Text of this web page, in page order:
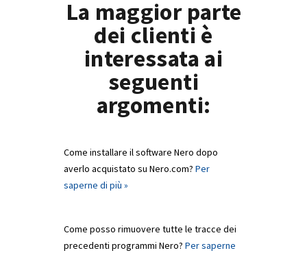
La maggior parte
dei clienti è
interessata ai
seguenti
argomenti:
Come installare il software Nero dopo
averlo acquistato su Nero.com? Per
saperne di più »
Come posso rimuovere tutte le tracce dei
precedenti programmi Nero? Per saperne